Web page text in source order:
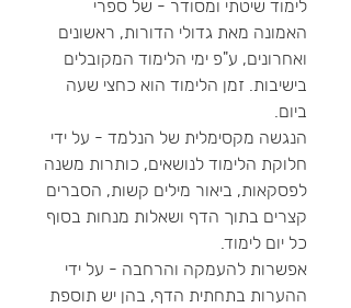
לימוד שיטתי ומסודר - של ספרי
האמונה מאת גדולי הדורות, ראשונים
ואחרונים, ע"פ ימי הלימוד המקובלים
בישיבות. זמן הלימוד הוא כחצי שעה
ביום.
הנגשה מקסימלית של הנלמד - על ידי
חלוקת הלימוד לנושאים, כותרות משנה
לפסקאות, ביאור מילים קשות, הסברים
קצרים בתוך הדף ושאלות מנחות בסוף
כל יום לימוד.
אפשרות להעמקה והרחבה - על ידי
ההערות בתחתית הדף, בהן יש תוספת